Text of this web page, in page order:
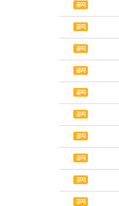
공지
공지
공지
공지
공지
공지
공지
공지
공지
공지